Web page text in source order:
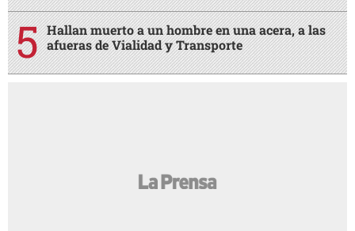
Hallan muerto a un hombre en una acera, a las
afueras de Vialidad y Transporte